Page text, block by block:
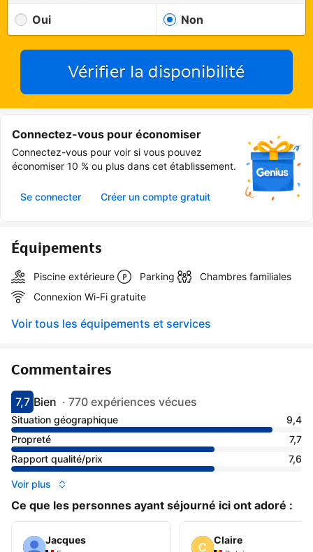
Oui Non
Vérifier la disponibilité
Connectez-vous pour économiser
Connectez-vous pour voir si vous pouvez
économiser 10 % ou plus dans cet établissement.
Se connecter Créer un compte gratuit
Équipements
Piscine extérieure Parking
Chambres familiales
Connexion Wi-Fi gratuite
Voir tous les équipements et services
Commentaires
Avec une note de 7.7
7,7
bien Bien · 770 expériences vécues
Situation géographique
9,4
Propreté
7,7
Rapport qualité/prix
7,6
Voir plus
Ce que les personnes ayant séjourné ici ont adoré :
Jacques Claire